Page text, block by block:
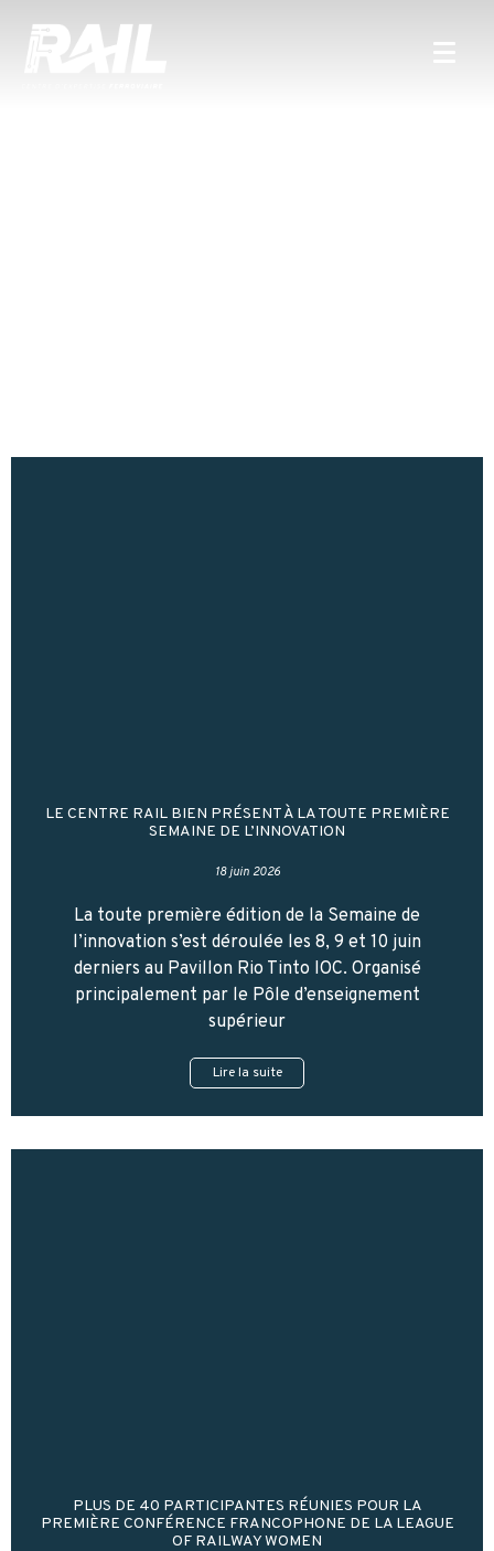
LE CENTRE RAIL BIEN PRÉSENT À LA TOUTE PREMIÈRE
SEMAINE DE L’INNOVATION
18 juin 2026
La toute première édition de la Semaine de
l’innovation s’est déroulée les 8, 9 et 10 juin
derniers au Pavillon Rio Tinto IOC. Organisé
principalement par le Pôle d’enseignement
supérieur
Lire la suite
PLUS DE 40 PARTICIPANTES RÉUNIES POUR LA
PREMIÈRE CONFÉRENCE FRANCOPHONE DE LA LEAGUE
OF RAILWAY WOMEN